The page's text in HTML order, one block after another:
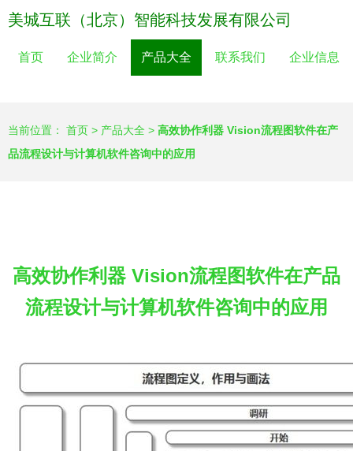
美城互联（北京）智能科技发展有限公司
首页 企业简介 产品大全 联系我们 企业信息
当前位置： 首页 > 产品大全 > 高效协作利器 Vision流程图软件在产
品流程设计与计算机软件咨询中的应用
高效协作利器 Vision流程图软件在产品
流程设计与计算机软件咨询中的应用